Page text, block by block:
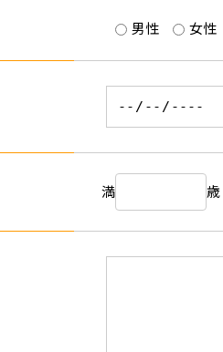
男性 女性
満 歳